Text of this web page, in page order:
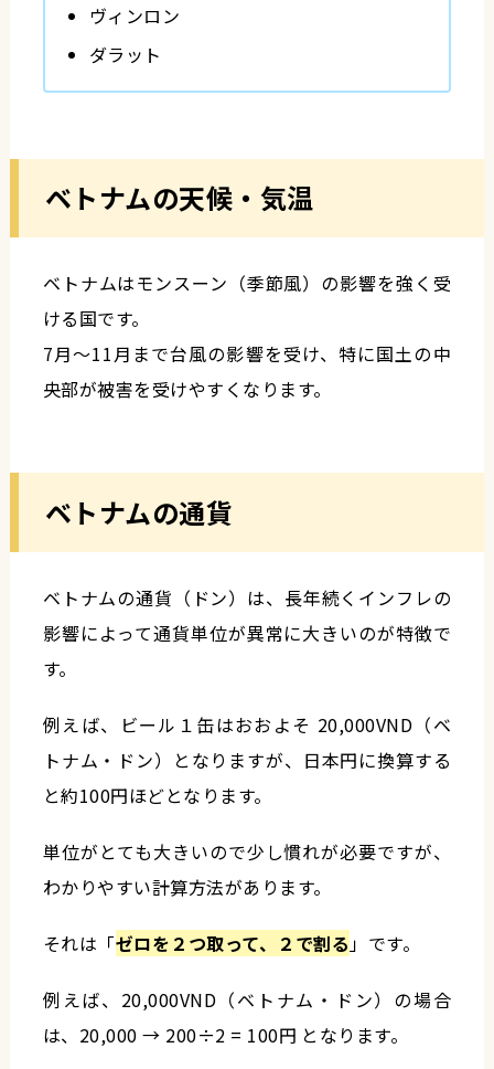
ヴィンロン
ダラット
ベトナムの天候・気温
ベトナムはモンスーン（季節風）の影響を強く受
ける国です。
7月〜11月まで台風の影響を受け、特に国土の中
央部が被害を受けやすくなります。
ベトナムの通貨
ベトナムの通貨（ドン）は、長年続くインフレの
影響によって通貨単位が異常に大きいのが特徴で
す。
例えば、ビール１缶はおおよそ 20,000VND（ベ
トナム・ドン）となりますが、日本円に換算する
と約100円ほどとなります。
単位がとても大きいので少し慣れが必要ですが、
わかりやすい計算方法があります。
それは「ゼロを２つ取って、２で割る」です。
例えば、20,000VND（ベトナム・ドン）の場合
は、20,000 → 200÷2 = 100円 となります。